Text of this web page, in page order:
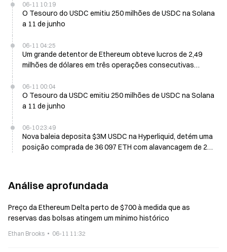
06-11 10:19
O Tesouro do USDC emitiu 250 milhões de USDC na Solana
a 11 de junho
06-11 04:25
Um grande detentor de Ethereum obteve lucros de 2,49
milhões de dólares em três operações consecutivas
dólares
06-11 00:04
O Tesouro da USDC emitiu 250 milhões de USDC na Solana
a 11 de junho
06-10 23:49
Nova baleia deposita $3M USDC na Hyperliquid, detém uma
posição comprada de 36 097 ETH com alavancagem de 20x
Análise aprofundada
Preço da Ethereum Delta perto de $700 à medida que as
reservas das bolsas atingem um mínimo histórico
Ethan Brooks 06-11 11:32